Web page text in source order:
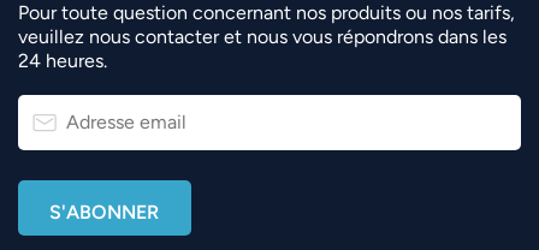
Pour toute question concernant nos produits ou nos tarifs,
veuillez nous contacter et nous vous répondrons dans les
24 heures.